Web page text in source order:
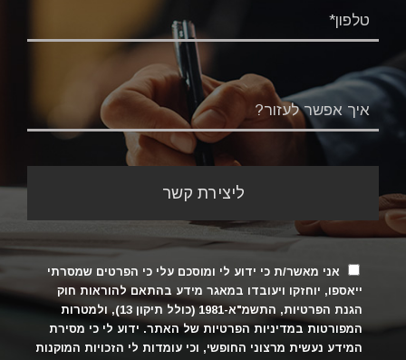
אני מאשר/ת כי ידוע לי ומוסכם עלי כי הפרטים שמסרתי
ייאספו, יוחזקו ויעובדו במאגר מידע בהתאם להוראות חוק
הגנת הפרטיות, התשמ"א-1981 (כולל תיקון 13), ולמטרות
המפורטות במדיניות הפרטיות של האתר. ידוע לי כי מסירת
המידע נעשית מרצוני החופשי, וכי עומדות לי הזכויות המוקנות